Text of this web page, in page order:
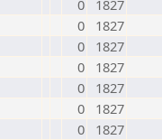
0
1827
0
1827
0
1827
0
1827
0
1827
0
1827
0
1827